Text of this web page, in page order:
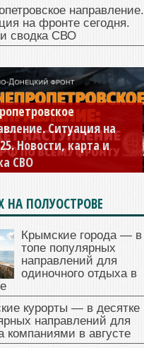
направление.
на фронте сегодня.
и сводка СВО
Ситуация на
Новости, карта и
СВО
НА ПОЛУОСТРОВЕ
Крымские города — в
топе популярных
направлений для
одиночного отдыха в
курорты — в десятке
направлений для
компаниями в августе